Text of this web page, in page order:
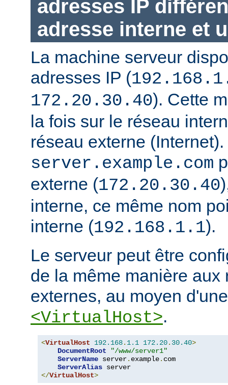
adresses IP
adresse interne et
La machine serveur
adresses IP (
172.20.30.40). Cette
la fois sur le réseau
réseau externe
server.example.com
externe (172.20.30.40
interne, ce même nom
interne (192.168.1.1).
Le serveur peut être
de la même manière aux
externes, au moyen
<VirtualHost>.
<VirtualHost 192.168. 1.1 172.20. 30.40>
DocumentRoot
"/www/server1"
ServerName server. example. com
ServerAlias
</VirtualHost>